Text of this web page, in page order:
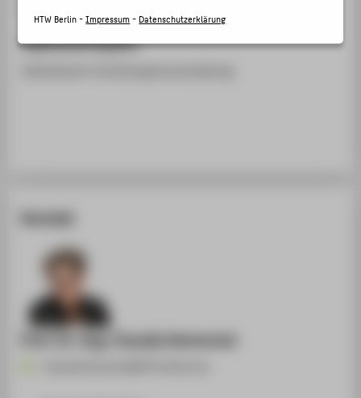
Ergänzende Angaben
Kontakt
Prof. Dr.-Ing. Claudia Hentschel
INFORMATIONEN FÜR
STUDIENINTERESSIERTE
HTW Berlin -Impressum- Datenschutzerklärung